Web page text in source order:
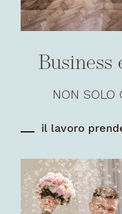
NON SOLO
il lavoro